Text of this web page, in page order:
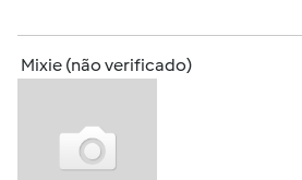
Mixie (não verificado)